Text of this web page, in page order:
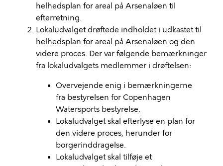
helhedsplan for areal på Arsenaløen til
efterretning.
Lokaludvalget drøftede indholdet i udkastet til
helhedsplan for areal på Arsenaløen og den
videre proces. Der var følgende bemærkninger
fra lokaludvalgets medlemmer i drøftelsen:
Overvejende enig i bemærkningerne
fra bestyrelsen for Copenhagen
Watersports bestyrelse.
Lokaludvalget skal efterlyse en plan for
den videre proces, herunder for
borgerinddragelse.
Lokaludvalget skal tilføje et